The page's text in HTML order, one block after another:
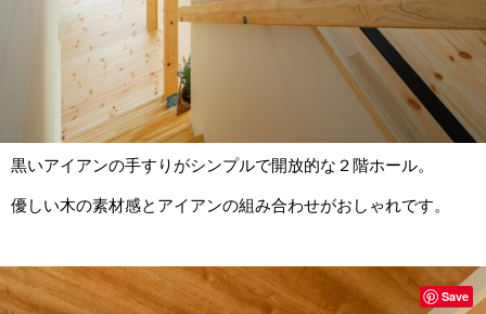
黒いアイアンの手すりがシンプルで開放的な２階ホール。
優しい木の素材感とアイアンの組み合わせがおしゃれです。
Save